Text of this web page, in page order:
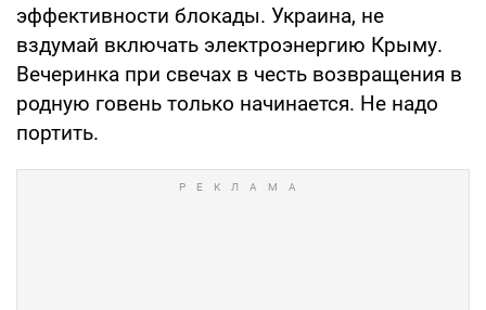
эффективности блокады. Украина, не
вздумай включать электроэнергию Крыму.
Вечеринка при свечах в честь возвращения в
родную говень только начинается. Не надо
портить.